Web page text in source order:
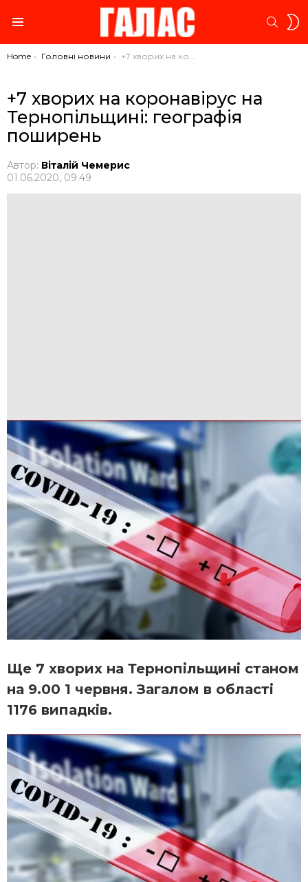
You are here:
Home Головні новини +7 хворих на коронавірус на Тернопільщині: географія поширень
+7 хворих на коронавірус на
Тернопільщині: географія
поширень
Автор: Віталій Чемерис
01.06.2020, 09:49
Ще 7 хворих на Тернопільщині станом
на 9.00 1 червня. Загалом в області
1176 випадків.